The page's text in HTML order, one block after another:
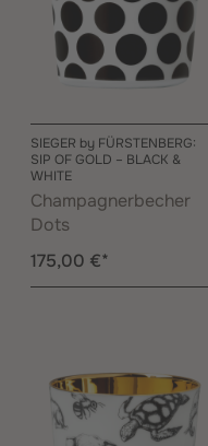
SIEGER by FÜRSTENBERG:
SIP OF GOLD – BLACK &
WHITE
Champagnerbecher
Dots
175,00 €*